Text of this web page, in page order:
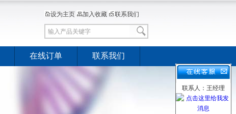
设为主页 加入收藏 联系我们
在线订单 联系我们
联系人：王经理